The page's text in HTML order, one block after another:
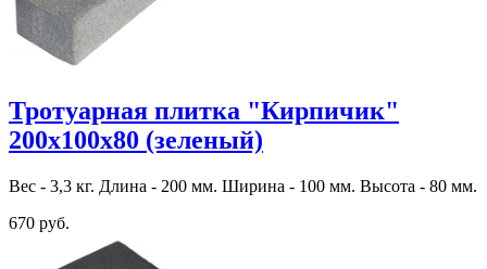
Тротуарная плитка "Кирпичик"
200х100х80 (зеленый)
Вес - 3,3 кг. Длина - 200 мм. Ширина - 100 мм. Высота - 80 мм.
670 руб.